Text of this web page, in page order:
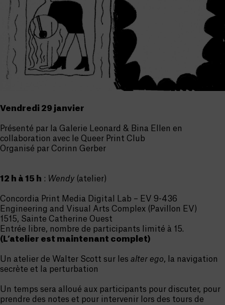
Vendredi 29 janvier
Présenté par la Galerie Leonard & Bina Ellen en
collaboration avec le Queer Print Club
Organisé par Corinn Gerber
12 h à 15 h : Wendy (atelier)
Concordia Print Media Digital Lab – EV 9-436
Engineering and Visual Arts Complex (Pavillon EV)
1515, Sainte Catherine Ouest
Entrée libre, nombre de participants limité à 15.
(L’atelier est maintenant complet)
Un atelier de Walter Scott sur les alter ego, la navigation
secrète et la perturbation
Un temps sera alloué aux participants pour discuter, pour
prendre des notes et pour intervenir lors des tours de